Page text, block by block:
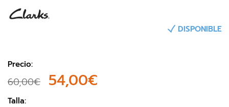
DISPONIBLE
Precio:
60,00€ 54,00€
Talla: